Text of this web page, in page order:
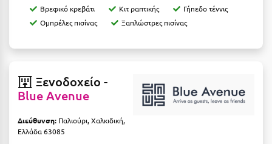
Παραλία Λιτοχώρου
Παρνασσός
Πάρος
Πάτμος
Βρεφικό κρεβάτι
Κιτ ραπτικής
Γήπεδο τέννις
Ομπρέλες πισίνας
Ξαπλώστρες πισίνας
Ξενοδοχείο -
Blue Avenue
Διεύθυνση: Παλιούρι, Χαλκιδική,
Ελλάδα 63085